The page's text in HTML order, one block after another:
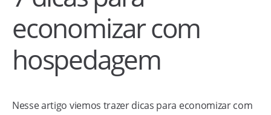
economizar com
hospedagem
Nesse artigo viemos trazer dicas para economizar com